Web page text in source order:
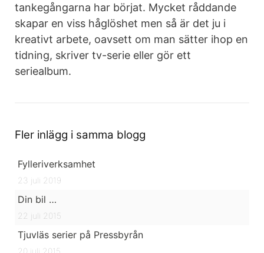
tankegångarna har börjat. Mycket råddande
skapar en viss håglöshet men så är det ju i
kreativt arbete, oavsett om man sätter ihop en
tidning, skriver tv-serie eller gör ett
seriealbum.
Fler inlägg i samma blogg
Fylleriverksamhet
23 juli 2019
Din bil …
22 juli 2015
Tjuvläs serier på Pressbyrån
20 juli 2015